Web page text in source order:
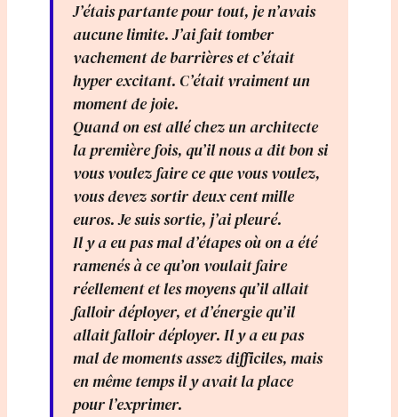
J’étais partante pour tout, je n’avais
aucune limite. J’ai fait tomber
vachement de barrières et c’était
hyper excitant. C’était vraiment un
moment de joie.
Quand on est allé chez un architecte
la première fois, qu’il nous a dit bon si
vous voulez faire ce que vous voulez,
vous devez sortir deux cent mille
euros. Je suis sortie, j’ai pleuré.
Il y a eu pas mal d’étapes où on a été
ramenés à ce qu’on voulait faire
réellement et les moyens qu’il allait
falloir déployer, et d’énergie qu’il
allait falloir déployer. Il y a eu pas
mal de moments assez difficiles, mais
en même temps il y avait la place
pour l’exprimer.